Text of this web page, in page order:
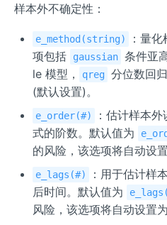
样本外不确定性：
e_method(string)
：量
项包括
gaussian 条件亚
le 模型，
qreg 分位数回归
(默认设置)。
e_order(#)
：估计样本
式的阶数。默认值为
的风险，该选项将自动设置
e_lags(#)
：用于估计样
后时间。默认值为
风险，该选项将自动设置为